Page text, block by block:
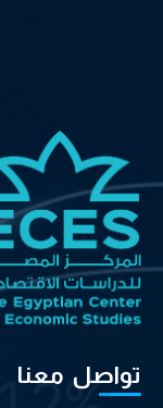
تواصل معنا